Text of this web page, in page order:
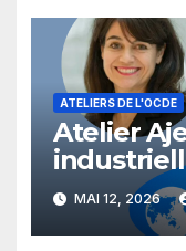
ATELIERS DE L'OCDE
Atelier
MAI 12, 2026